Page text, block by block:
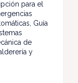
para el
Guía
de
y